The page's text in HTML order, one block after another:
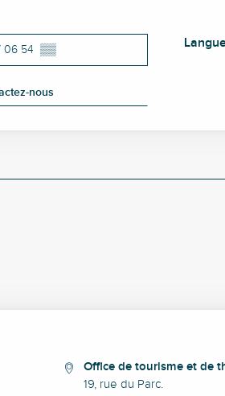
06 54 ▒▒
nous
Office de tourisme et de
19, rue du Parc.